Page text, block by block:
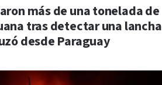
más de una tonelada de
tras detectar una lancha
desde Paraguay